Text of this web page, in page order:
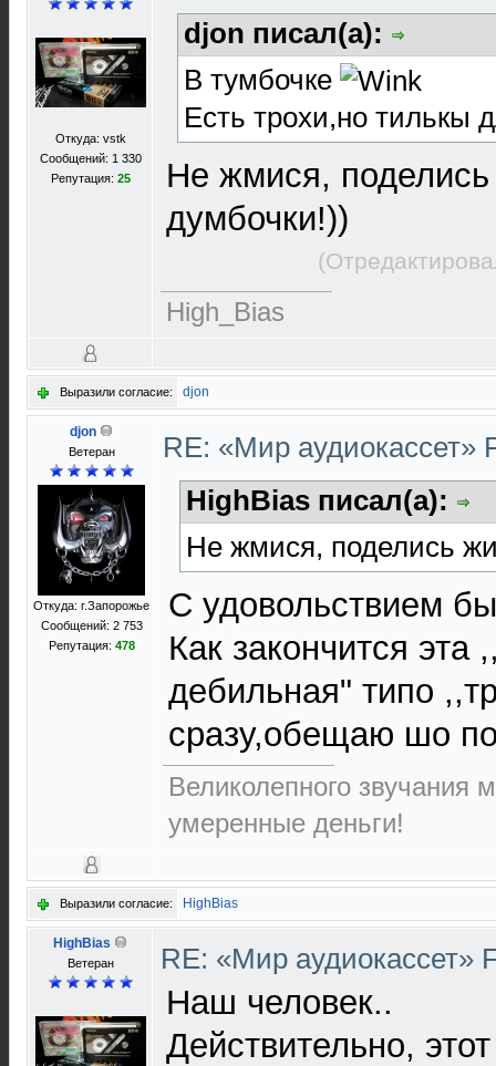
Откуда: vstk
Сообщений: 1 330
Репутация: 25
djon писал(а):
В тумбочке
Есть трохи,но тилькы
Не жмися,
думбочки!))
High_Bias
Выразили согласие: djon
djon
Ветеран
Откуда: г.Запорожье
Сообщений: 2 753
Репутация: 478
RE: «Мир аудиокассет»
HighBias писал(а):
Не жмися, поделись
С удовольствием
Как закончится эта
дебильная" типо
сразу,обещаю шо
Великолепного звучания
умеренные деньги!
Выразили согласие: HighBias
HighBias
Ветеран RE: «Мир аудиокассет»
Наш человек..
Действительно,